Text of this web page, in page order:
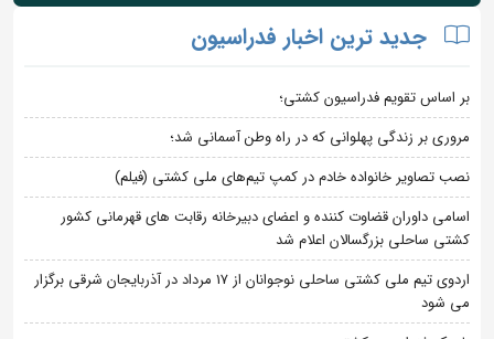
جدید ترین اخبار فدراسیون
بر اساس تقویم فدراسیون کشتی؛
مروری بر زندگی پهلوانی که در راه وطن آسمانی شد؛
نصب تصاویر خانواده خادم در کمپ تیم‌های ملی کشتی (فیلم)
اسامی داوران قضاوت کننده و اعضای دبیرخانه رقابت های قهرمانی کشور
کشتی ساحلی بزرگسالان اعلام شد
اردوی تیم ملی کشتی ساحلی نوجوانان از 17 مرداد در آذربایجان شرقی برگزار
می شود